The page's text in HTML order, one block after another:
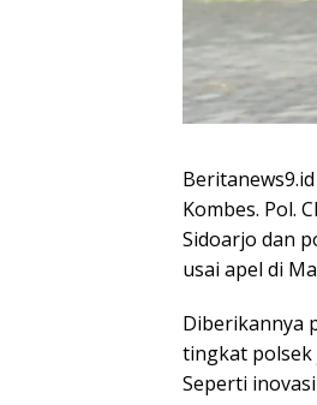
Kombes. Pol.
Sidoarjo dan
usai apel di
Diberikannya
tingkat polsek
Seperti